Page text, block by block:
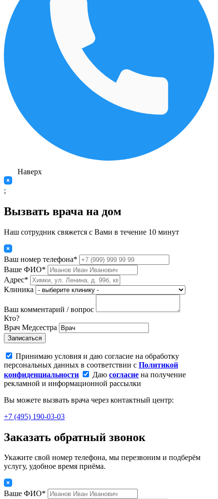
Наверх
;
Вызвать врача на дом
Наш сотрудник свяжется с Вами в течение 10 минут
Ваш номер телефона*
Ваше ФИО*
Адрес*
Клиника
Ваш комментарий / вопрос
Кто?
Врач Медсестра
Записаться
Принимаю условия и даю согласие на обработку
персональных данных в соответствии с Политикой
конфиденциальности
Даю согласие на получение
рекламной и информационной рассылки
Вы можете вызвать врача через контактный центр:
+7 (495) 190-03-03
Заказать обратный звонок
Укажите свой номер телефона, мы перезвоним и подберём
услугу, удобное время приёма.
Ваше ФИО*